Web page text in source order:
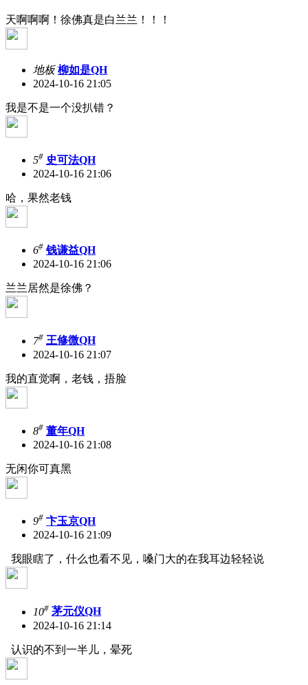
天啊啊啊！徐佛真是白兰兰！！！
地板 柳如是QH
2024-10-16 21:05
我是不是一个没扒错？
5# 史可法QH
2024-10-16 21:06
哈，果然老钱
6# 钱谦益QH
2024-10-16 21:06
兰兰居然是徐佛？
7# 王修微QH
2024-10-16 21:07
我的直觉啊，老钱，捂脸
8# 董年QH
2024-10-16 21:08
无闲你可真黑
9# 卞玉京QH
2024-10-16 21:09
我眼瞎了，什么也看不见，嗓门大的在我耳边轻轻说
10# 茅元仪QH
2024-10-16 21:14
认识的不到一半儿，晕死